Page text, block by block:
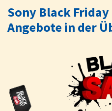
Sony Black Friday
Angebote in der